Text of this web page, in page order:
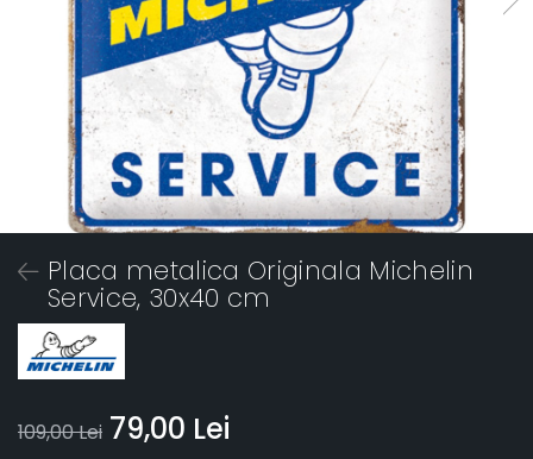
Placa metalica Originala Michelin
Service, 30x40 cm
109,00 Lei 79,00 Lei